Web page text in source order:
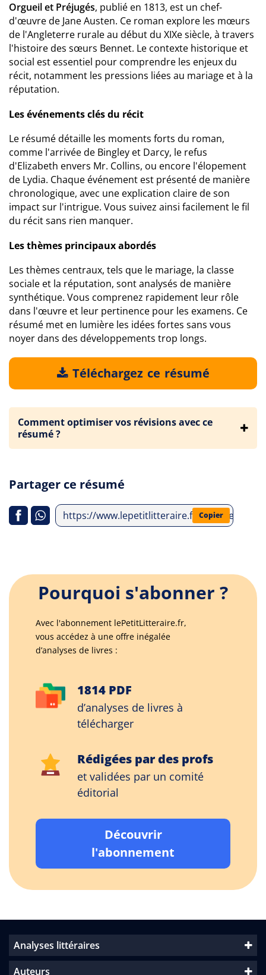
Orgueil et Préjugés, publié en 1813, est un chef-
d'œuvre de Jane Austen. Ce roman explore les mœurs
de l'Angleterre rurale au début du XIXe siècle, à travers
l'histoire des sœurs Bennet. Le contexte historique et
social est essentiel pour comprendre les enjeux du
récit, notamment les pressions liées au mariage et à la
réputation.
Les événements clés du récit
Le résumé détaille les moments forts du roman,
comme l'arrivée de Bingley et Darcy, le refus
d'Elizabeth envers Mr. Collins, ou encore l'élopement
de Lydia. Chaque événement est présenté de manière
chronologique, avec une explication claire de son
impact sur l'intrigue. Vous suivez ainsi facilement le fil
du récit sans rien manquer.
Les thèmes principaux abordés
Les thèmes centraux, tels que le mariage, la classe
sociale et la réputation, sont analysés de manière
synthétique. Vous comprenez rapidement leur rôle
dans l'œuvre et leur pertinence pour les examens. Ce
résumé met en lumière les idées fortes sans vous
noyer dans des développements trop longs.
Téléchargez ce résumé
Comment optimiser vos révisions avec ce
résumé ?
Partager ce résumé
https://www.lepetitlitteraire.fr/analyses-
Copier
Pourquoi s'abonner ?
Avec l'abonnement lePetitLitteraire.fr,
vous accédez à une offre inégalée
d’analyses de livres :
1814 PDF
d’analyses de livres à
télécharger
Rédigées par des profs
et validées par un comité
éditorial
Découvrir
l'abonnement
Analyses littéraires
Auteurs